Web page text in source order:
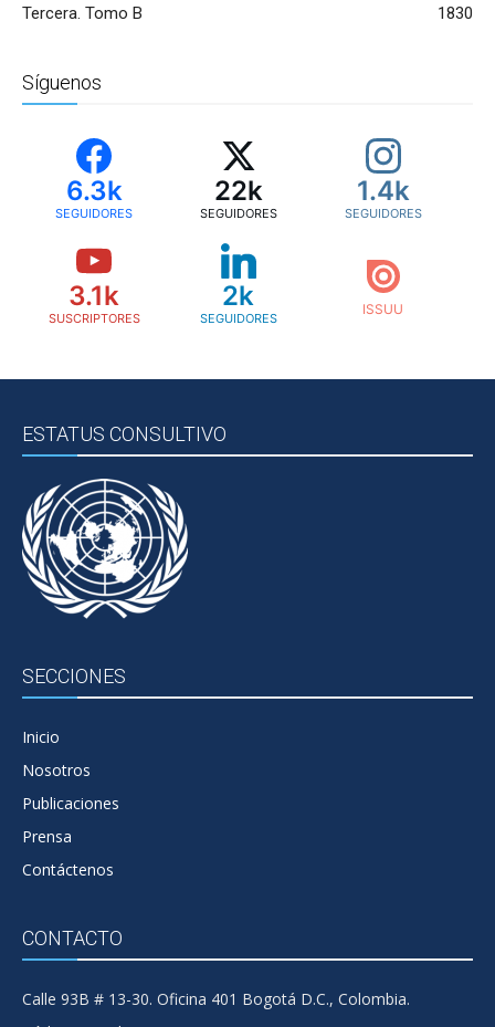
Tercera. Tomo B
1830
Síguenos
6.3k
SEGUIDORES
22k
SEGUIDORES
1.4k
SEGUIDORES
3.1k
SUSCRIPTORES
2k
SEGUIDORES
ESTATUS CONSULTIVO
SECCIONES
Inicio
Nosotros
Publicaciones
Prensa
Contáctenos
CONTACTO
Calle 93B # 13-30. Oficina 401 Bogotá D.C., Colombia.